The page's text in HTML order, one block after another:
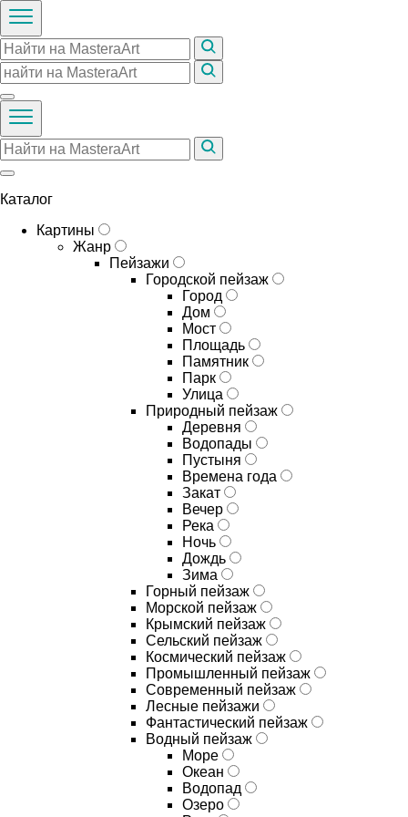
Каталог
Картины
Жанр
Пейзажи
Городской пейзаж
Город
Дом
Мост
Площадь
Памятник
Парк
Улица
Природный пейзаж
Деревня
Водопады
Пустыня
Времена года
Закат
Вечер
Река
Ночь
Дождь
Зима
Горный пейзаж
Морской пейзаж
Крымский пейзаж
Сельский пейзаж
Космический пейзаж
Промышленный пейзаж
Современный пейзаж
Лесные пейзажи
Фантастический пейзаж
Водный пейзаж
Море
Океан
Водопад
Озеро